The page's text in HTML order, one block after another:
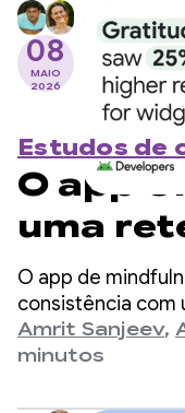
08
MAIO
2026
Estudos de
O app
uma
maior
de
O app de
consistência com
afirmações e
de 6 milhões de
Amrit Sanjeev,
minutos